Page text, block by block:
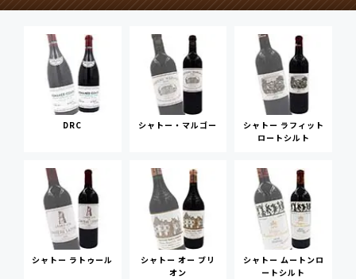
DRC シャトー・マルゴー
シャトー ラフィット
ロートシルト
シャトー ラトゥール
シャトー オー ブリ
オン
シャトー ムートンロ
ートシルト